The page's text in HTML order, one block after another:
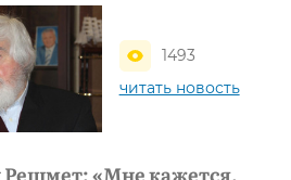
1493
читать новость